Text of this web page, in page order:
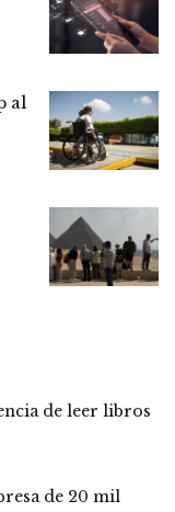
al
de leer libros
de 20 mil